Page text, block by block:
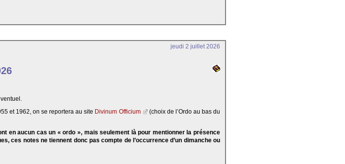
jeudi 2 juillet 2026
et 1962, on se reportera au site Divinum Officium
(choix de l’Ordo au bas du
en aucun cas un « ordo », mais seulement là pour mentionner la présence
ces notes ne tiennent donc pas compte de l’occurrence d’un dimanche ou